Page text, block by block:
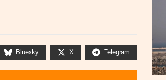
Bluesky X Telegram